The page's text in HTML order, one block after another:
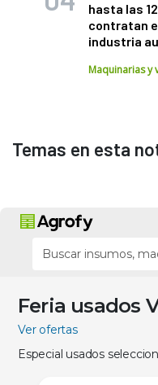
hasta las
contratan
industria
Maquinarias y
Temas en esta
Feria usados
Ver ofertas
Especial usados